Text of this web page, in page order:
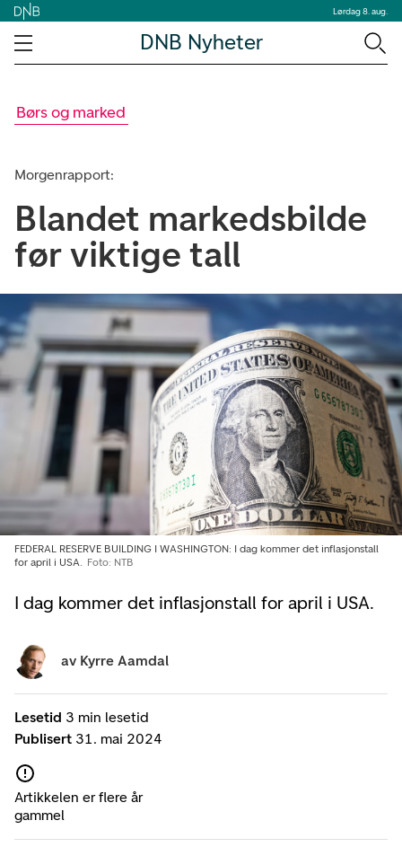
Lørdag 8. aug.
DNB Nyheter
Børs og marked
Morgenrapport:
Blandet markedsbilde
før viktige tall
I dag kommer det inflasjonstall for april i USA.
FEDERAL RESERVE BUILDING I WASHINGTON: I dag kommer det inflasjonstall
for april i USA.
Foto: NTB
Lesetid 3 min lesetid
Publisert 31. mai 2024
Artikkelen er flere år
gammel
av Kyrre Aamdal